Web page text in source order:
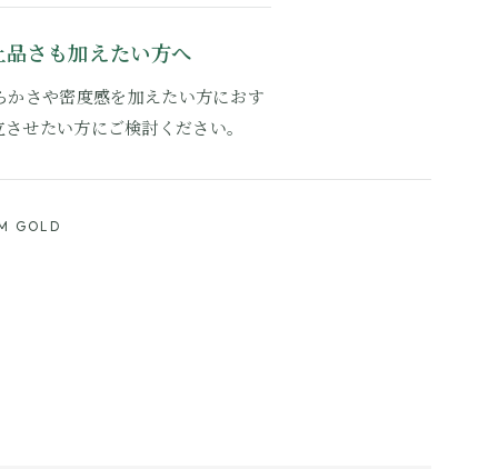
さも加えたい方へ
さや密度感を加えたい方におす
せたい方にご検討ください。
GOLD